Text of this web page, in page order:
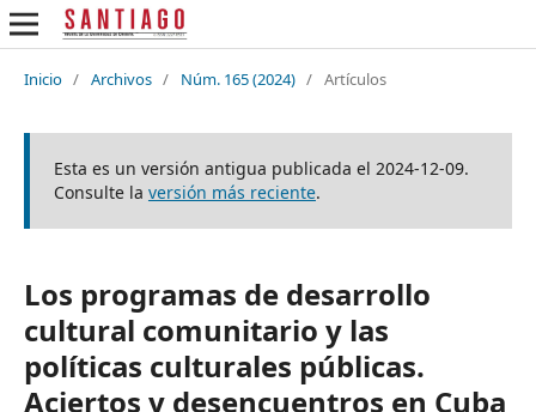
Inicio / Archivos / Núm. 165 (2024) / Artículos
Esta es un versión antigua publicada el 2024-12-09.
Consulte la versión más reciente.
Los programas de desarrollo
cultural comunitario y las
políticas culturales públicas.
Aciertos y desencuentros en Cuba